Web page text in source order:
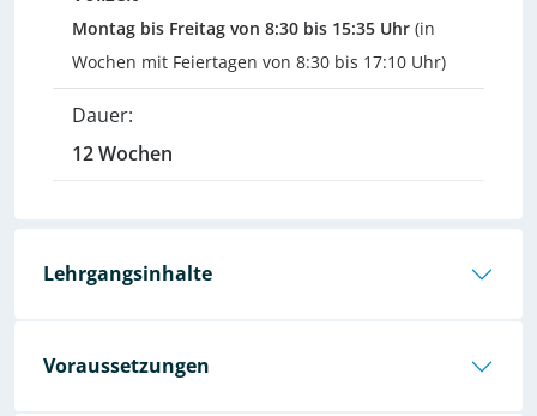
Montag bis Freitag von 8:30 bis 15:35 Uhr (in
Wochen mit Feiertagen von 8:30 bis 17:10 Uhr)
Dauer:
12 Wochen
Lehrgangsinhalte
Voraussetzungen